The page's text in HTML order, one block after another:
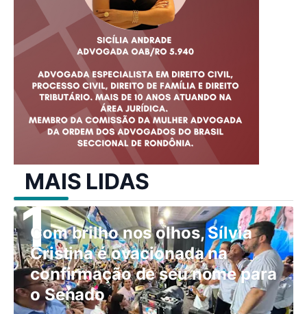
MAIS LIDAS
Com brilho nos olhos, Sílvia
Cristina é ovacionada na
confirmação de seu nome para
o Senado